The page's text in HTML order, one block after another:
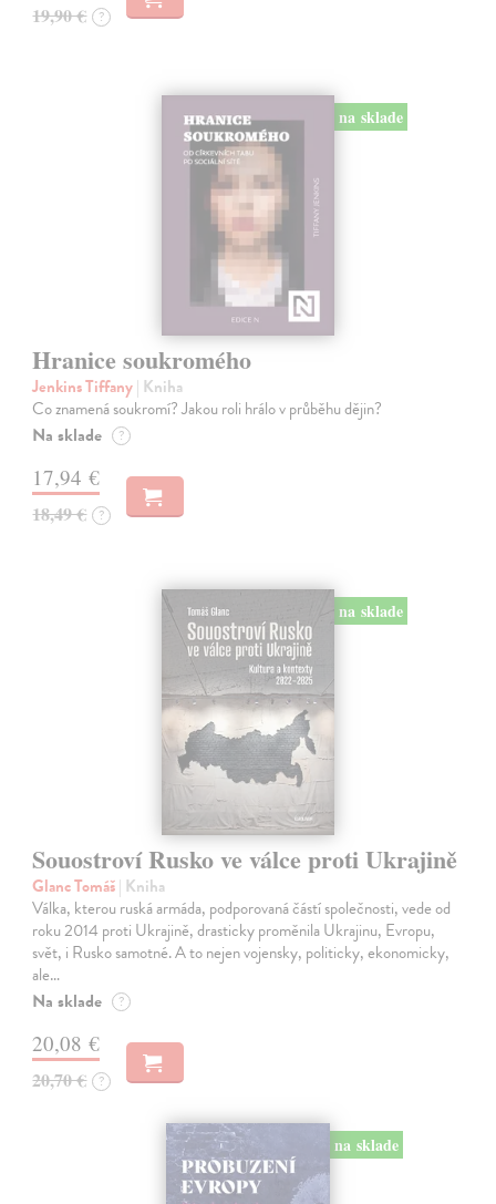
19,90 € ?
na sklade
Hranice soukromého
Jenkins Tiffany| Kniha
Co znamená soukromí? Jakou roli hrálo v průběhu dějin?
Na sklade ?
17,94 €
18,49 € ?
na sklade
Souostroví Rusko ve válce proti Ukrajině
Glanc Tomáš| Kniha
Válka, kterou ruská armáda, podporovaná částí společnosti, vede od
roku 2014 proti Ukrajině, drasticky proměnila Ukrajinu, Evropu,
svět, i Rusko samotné. A to nejen vojensky, politicky, ekonomicky,
ale…
Na sklade ?
20,08 €
20,70 € ?
na sklade